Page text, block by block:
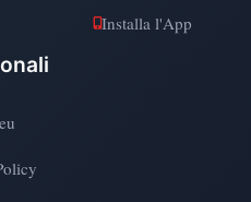
Installa l'App